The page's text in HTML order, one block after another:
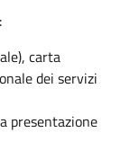
carta
dei servizi
presentazione